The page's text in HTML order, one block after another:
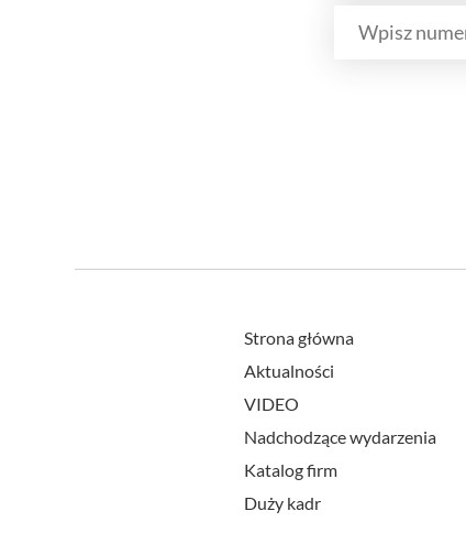
Strona główna
Aktualności
VIDEO
Nadchodzące wydarzenia
Katalog firm
Duży kadr